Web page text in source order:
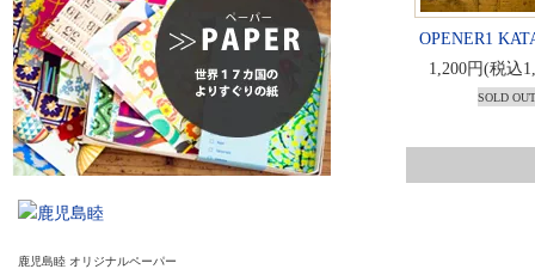
鹿児島睦 オリジナルペーパー
OPENER1
1,200円(税込
SOLD OUT